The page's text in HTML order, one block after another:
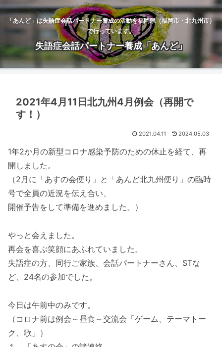
「あんど」は失語症会話パートナー養成の活動を福岡県（福岡市・北九州市）
で行っています。
失語症会話パートナー養成「あんど」
2021年4月11日北九州4月例会（再開で
す！）
2021.04.11 2024.05.03
1年2か月の新型コロナ感染予防のための休止を経て、再
開しました。
（2月に「あすの会便り」と「あんど北九州便り」の臨時
号で全員の近況を伝え合い、
開催予告をして準備を進めました。）
やっと会えました。
再会を喜ぶ笑顔にあふれていました。
失語症の方、同行ご家族、会話パートナーさん、STな
ど、24名の参加でした。
今日は午前中のみです。
（コロナ前は例会～昼食～交流会「ゲーム、テーマトー
ク、歌」）